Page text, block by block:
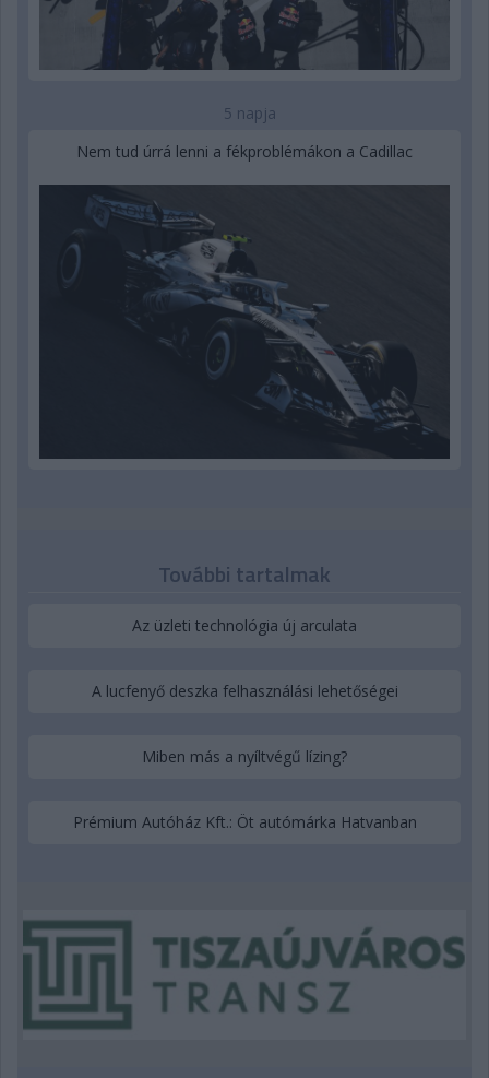
5 napja
Nem tud úrrá lenni a fékproblémákon a Cadillac
További tartalmak
Az üzleti technológia új arculata
A lucfenyő deszka felhasználási lehetőségei
Miben más a nyíltvégű lízing?
Prémium Autóház Kft.: Öt autómárka Hatvanban